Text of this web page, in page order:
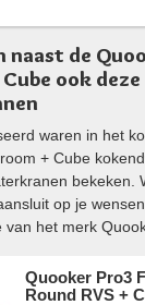
naast de
ook deze
waren in het
+ Cube
bekeken.
op je
het merk
Quooker Pro3
Round RVS +